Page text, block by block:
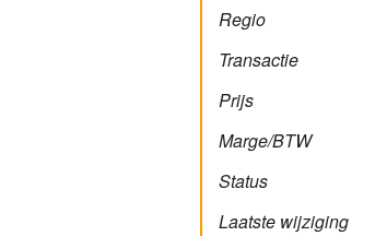
Regio
Transactie
Prijs
Marge/BTW
Status
Laatste wijziging